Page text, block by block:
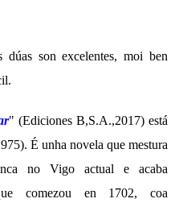
dúas son excelentes, moi ben
" (Ediciones B,S.A.,2017) está
É unha novela que mestura
no Vigo actual e acaba
comezou en 1702, coa